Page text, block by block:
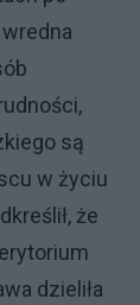
są
w życiu
że
dzieliła